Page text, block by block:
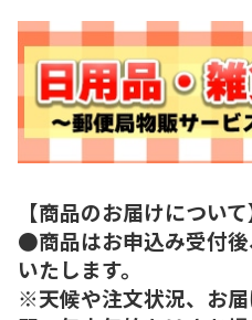
【商品のお届けについて
●商品はお申込み受付
いたします。
※天候や注文状況、お